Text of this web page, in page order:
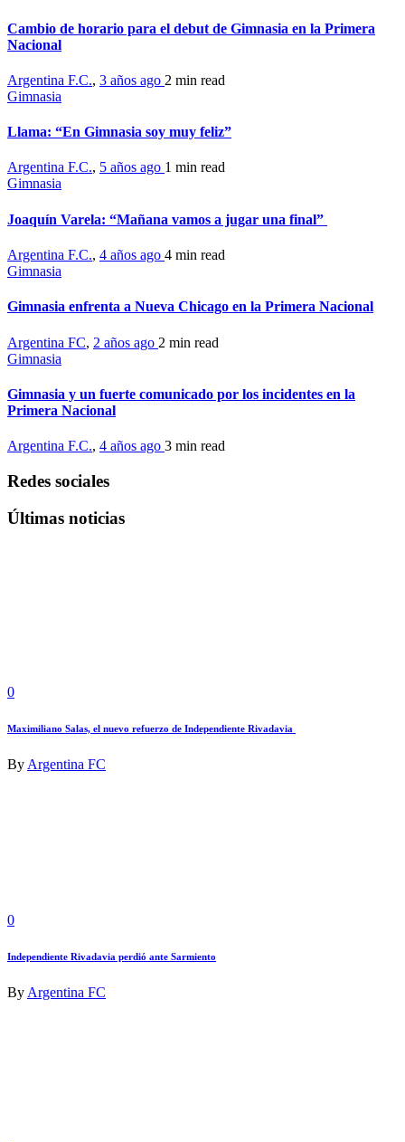
Cambio de horario para el debut de Gimnasia en la Primera
Nacional
Argentina F.C., 3 años ago 2 min read
Gimnasia
Llama: “En Gimnasia soy muy feliz”
Argentina F.C., 5 años ago 1 min read
Gimnasia
Joaquín Varela: “Mañana vamos a jugar una final”
Argentina F.C., 4 años ago 4 min read
Gimnasia
Gimnasia enfrenta a Nueva Chicago en la Primera Nacional
Argentina FC, 2 años ago 2 min read
Gimnasia
Gimnasia y un fuerte comunicado por los incidentes en la
Primera Nacional
Argentina F.C., 4 años ago 3 min read
Redes sociales
Últimas noticias
0
Maximiliano Salas, el nuevo refuerzo de Independiente Rivadavia
By Argentina FC
0
Independiente Rivadavia perdió ante Sarmiento
By Argentina FC